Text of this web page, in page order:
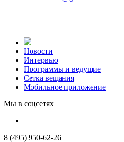
Новости
Интервью
Программы и ведущие
Сетка вещания
Мобильное приложение
Мы в соцсетях
8 (495) 950-62-26